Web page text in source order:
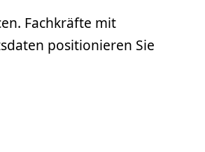
Fachkräfte mit
positionieren Sie